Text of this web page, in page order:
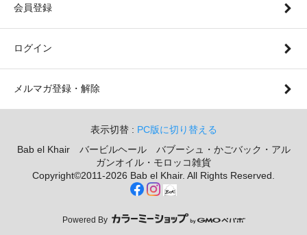
会員登録
ログイン
メルマガ登録・解除
表示切替 : PC版に切り替える
Bab el Khair バービルヘール バブーシュ・かごバック・アル
ガンオイル・モロッコ雑貨
Copyright©2011-2026 Bab el Khair. All Rights Reserved.
Powered By